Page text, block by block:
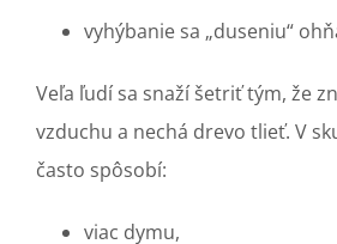
vyhýbanie sa „duseniu“
Veľa ľudí sa snaží šetriť tým, že
vzduchu a nechá drevo tlieť. V
často spôsobí:
viac dymu,